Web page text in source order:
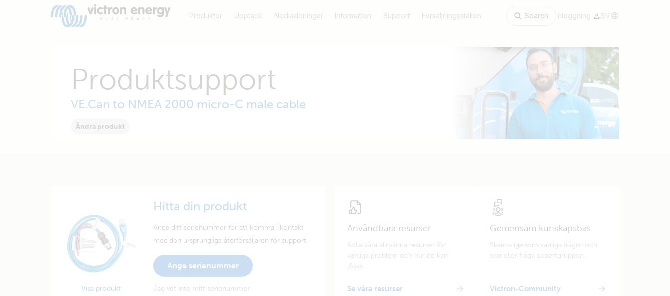
Produkter Upptäck Nedladdningar Information Support Försäljningsställen Search Inloggning SV
Produktsupport
VE.Can to NMEA 2000 micro-C male cable
Ändra produkt
Visa produkt
Hitta din produkt
Ange ditt serienummer för att komma i kontakt
med den ursprungliga återförsäljaren för support.
Ange serienummer
Jag vet inte mitt serienummer
Användbara resurser
Kolla våra allmänna resurser för
vanliga problem och hur de kan
lösas.
Se våra resurser
Gemensam kunskapsbas
Skanna igenom vanliga frågor och
svar eller fråga expertgruppen.
Victron-Community